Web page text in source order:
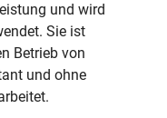
und wird
Sie ist
Betrieb von
und ohne